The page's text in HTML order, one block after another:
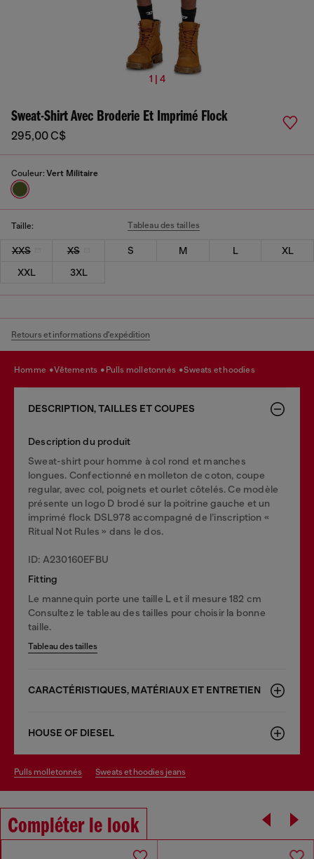
1 | 4
Sweat-Shirt Avec Broderie Et Imprimé Flock
295,00 C$
Couleur: Vert Militaire
Taille: Tableau des tailles
XXS XS S M L
XL
XXL
3XL
Retours et informations d'expédition
homme vêtements pulls molletonnés sweats et hoodies
DESCRIPTION, TAILLES ET COUPES
Description du produit
Sweat-shirt pour homme à col rond et manches
longues. Confectionné en molleton de coton, coupe
regular, avec col, poignets et ourlet côtelés. Ce modèle
présente un logo D brodé sur la poitrine gauche et un
imprimé flock DSL978 accompagné de l’inscription «
Ritual Not Rules » dans le dos.
ID: A230160EFBU
Fitting
Le mannequin porte une taille L et il mesure 182 cm
Consultez le tableau des tailles pour choisir la bonne
taille.
Tableau des tailles
CARACTÉRISTIQUES, MATÉRIAUX ET ENTRETIEN
HOUSE OF DIESEL
pulls molletonnés sweats et hoodies jeans
Compléter le look